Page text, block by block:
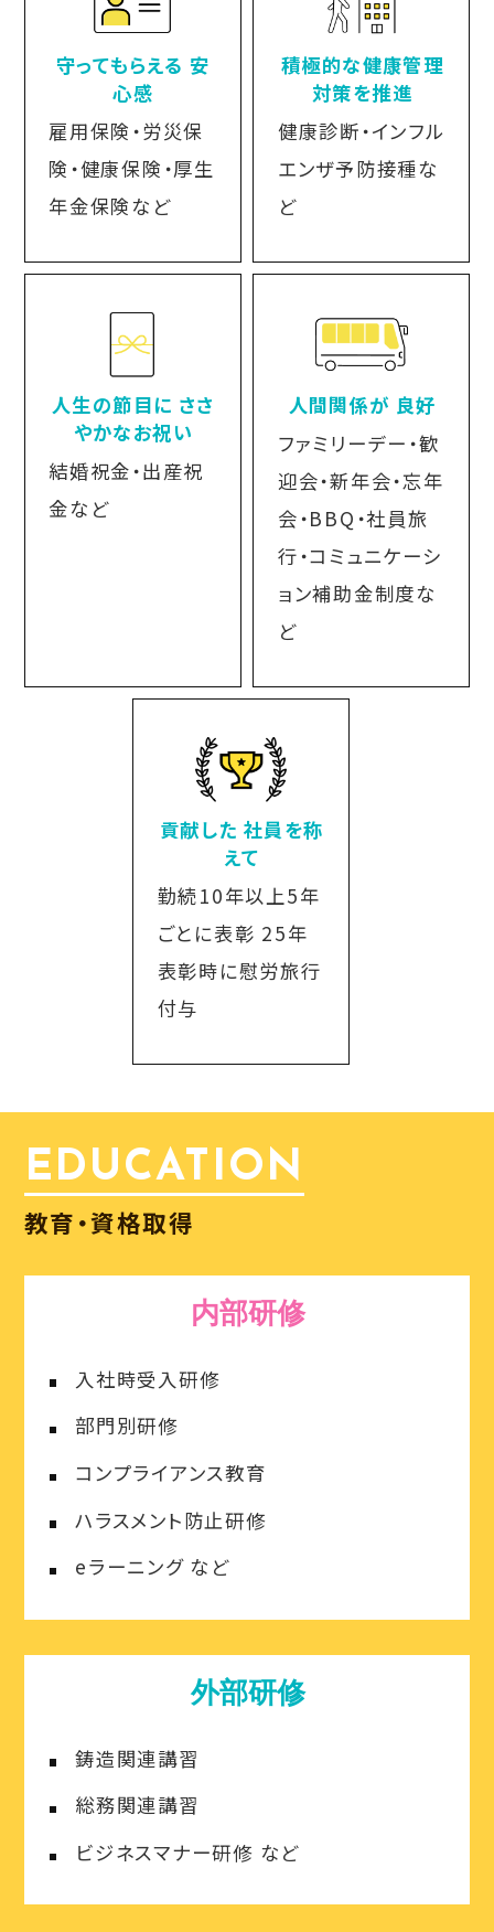
守ってもらえる 安
心感
雇用保険・労災保
険・健康保険・厚生
年金保険など
積極的な健康管理
対策を推進
健康診断・インフル
エンザ予防接種な
ど
人生の節目に ささ
やかなお祝い
結婚祝金・出産祝
金など
人間関係が 良好
ファミリーデー・歓
迎会・新年会・忘年
会・BBQ・社員旅
行・コミュニケーシ
ョン補助金制度な
ど
貢献した 社員を称
えて
勤続10年以上5年
ごとに表彰 25年
表彰時に慰労旅行
付与
EDUCATION
教育・資格取得
内部研修
入社時受入研修
部門別研修
コンプライアンス教育
ハラスメント防止研修
eラーニング など
外部研修
鋳造関連講習
総務関連講習
ビジネスマナー研修 など